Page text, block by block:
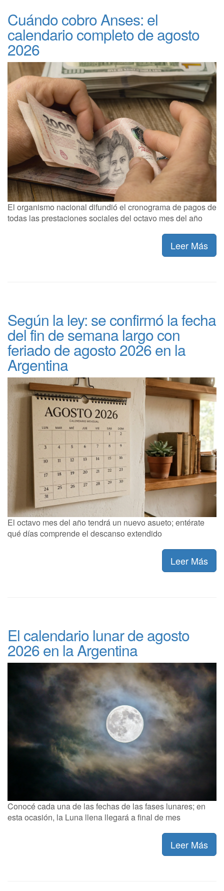
Cuándo cobro Anses: el
calendario completo de agosto
2026
El organismo nacional difundió el cronograma de pagos de
todas las prestaciones sociales del octavo mes del año
Leer Más
Según la ley: se confirmó la fecha
del fin de semana largo con
feriado de agosto 2026 en la
Argentina
El octavo mes del año tendrá un nuevo asueto; entérate
qué días comprende el descanso extendido
Leer Más
El calendario lunar de agosto
2026 en la Argentina
Conocé cada una de las fechas de las fases lunares; en
esta ocasión, la Luna llena llegará a final de mes
Leer Más